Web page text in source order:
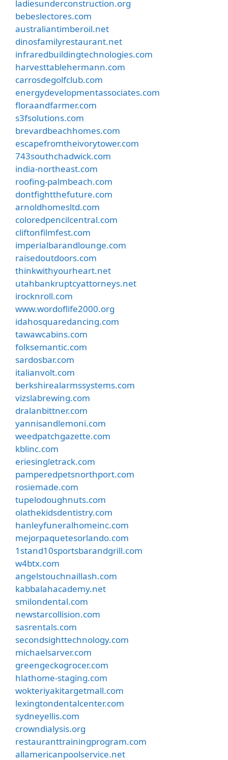
ladiesunderconstruction.org
bebeslectores.com
australiantimberoil.net
dinosfamilyrestaurant.net
infraredbuildingtechnologies.com
harvesttablehermann.com
carrosdegolfclub.com
energydevelopmentassociates.com
floraandfarmer.com
s3fsolutions.com
brevardbeachhomes.com
escapefromtheivorytower.com
743southchadwick.com
india-northeast.com
roofing-palmbeach.com
dontfightthefuture.com
arnoldhomesltd.com
coloredpencilcentral.com
cliftonfilmfest.com
imperialbarandlounge.com
raisedoutdoors.com
thinkwithyourheart.net
utahbankruptcyattorneys.net
irocknroll.com
www.wordoflife2000.org
idahosquaredancing.com
tawawcabins.com
folksemantic.com
sardosbar.com
italianvolt.com
berkshirealarmssystems.com
vizslabrewing.com
dralanbittner.com
yannisandlemoni.com
weedpatchgazette.com
kblinc.com
eriesingletrack.com
pamperedpetsnorthport.com
rosiemade.com
tupelodoughnuts.com
olathekidsdentistry.com
hanleyfuneralhomeinc.com
mejorpaquetesorlando.com
1stand10sportsbarandgrill.com
w4btx.com
angelstouchnaillash.com
kabbalahacademy.net
smilondental.com
newstarcollision.com
sasrentals.com
secondsighttechnology.com
michaelsarver.com
greengeckogrocer.com
hlathome-staging.com
wokteriyakitargetmall.com
lexingtondentalcenter.com
sydneyellis.com
crowndialysis.org
restauranttrainingprogram.com
allamericanpoolservice.net